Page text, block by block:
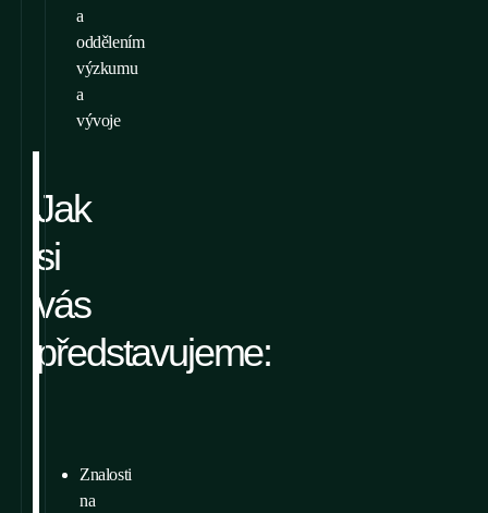
a
oddělením
výzkumu
a
vývoje
Jak
si
vás
představujeme:
Znalosti
na